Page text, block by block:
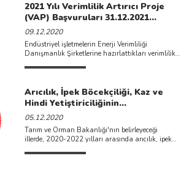
2021 Yılı Verimlilik Artırıcı Proje
(VAP) Başvuruları 31.12.2021
Tarihine Kadar Devam Edecektir.
09.12.2020
Endüstriyel işletmelerin Enerji Verimliliği
Danışmanlık Şirketlerine hazırlattıkları verimlilik
Arıcılık, İpek Böcekçiliği, Kaz ve
Hindi Yetiştiriciliğinin
Desteklenmesine Yönelik 2020 Yılı
Uygulama Tebliği Yayımlanmıştır.
05.12.2020
Tarım ve Orman Bakanlığı'nın belirleyeceği
illerde, 2020-2022 yılları arasında arıcılık, ipek